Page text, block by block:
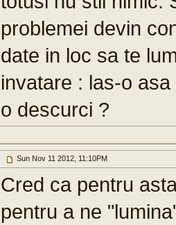
problemei devin
date in loc sa te
invatare : las-o
o descurci ?
Sun Nov 11 2012, 11:10PM
Cred ca pentru
pentru a ne